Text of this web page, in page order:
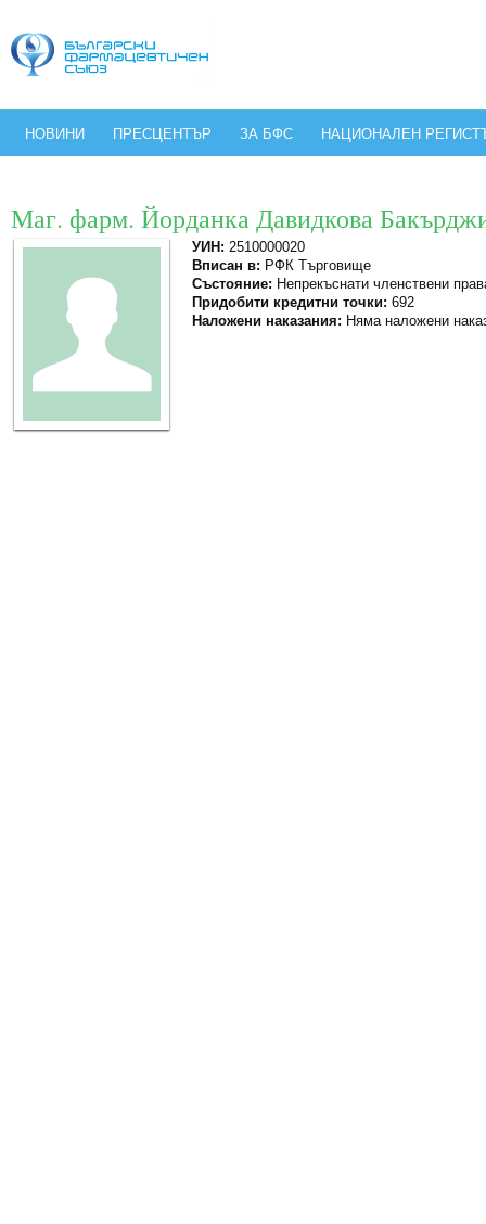
НОВИНИ ПРЕСЦЕНТЪР ЗА БФС НАЦИОНАЛЕН
Маг. фарм. Йорданка Давидкова
УИН: 2510000020
Вписан в: РФК Търговище
Състояние: Непрекъснати членствени
Придобити кредитни точки: 692
Наложени наказания: Няма наложени